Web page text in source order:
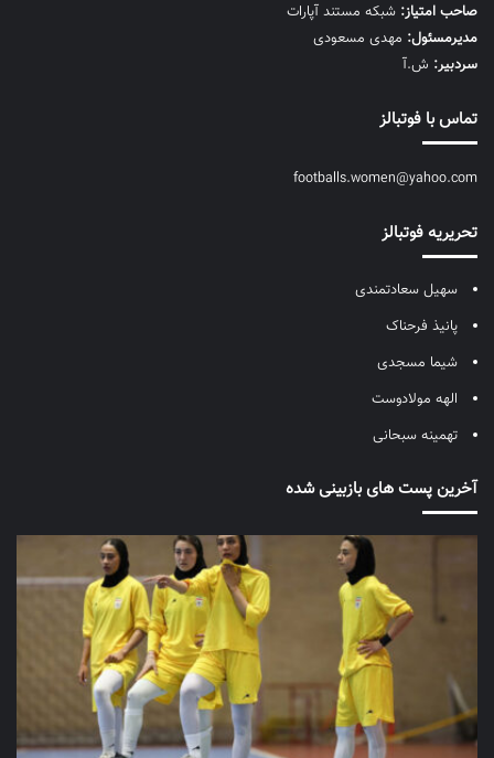
صاحب امتیاز: شبکه مستند آپارات
مديرمسئول: مهدی مسعودی
سردبیر: ش.آ
تماس با فوتبالز
footballs.women@yahoo.com
تحریریه فوتبالز
سهیل سعادتمندی
پانیذ فرحناک
شیما مسجدی
الهه مولادوست
تهمینه سبحانی
آخرین پست های بازبینی شده